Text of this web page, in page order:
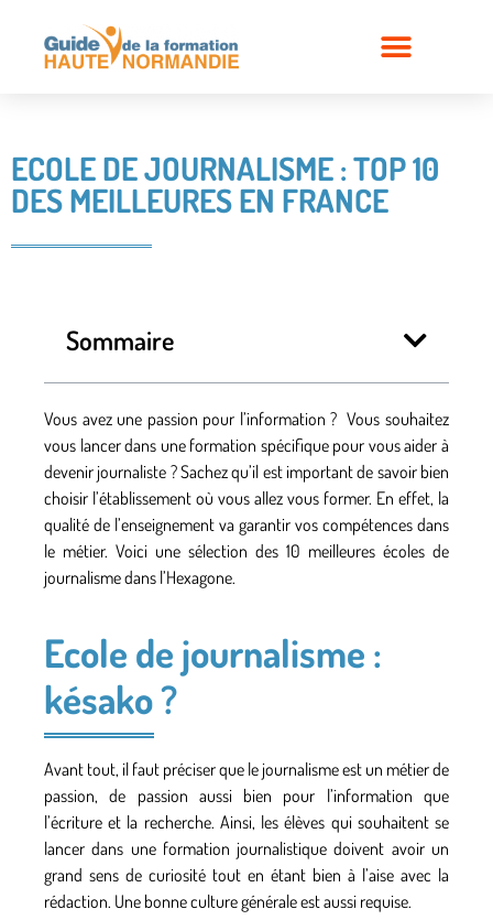
ECOLE DE JOURNALISME : TOP 10
DES MEILLEURES EN FRANCE
Sommaire
Vous avez une passion pour l’information ? Vous souhaitez
vous lancer dans une formation spécifique pour vous aider à
devenir journaliste ? Sachez qu’il est important de savoir bien
choisir l’établissement où vous allez vous former. En effet, la
qualité de l’enseignement va garantir vos compétences dans
le métier. Voici une sélection des 10 meilleures écoles de
journalisme dans l’Hexagone.
Ecole de journalisme :
késako ?
Avant tout, il faut préciser que le journalisme est un métier de
passion, de passion aussi bien pour l’information que
l’écriture et la recherche. Ainsi, les élèves qui souhaitent se
lancer dans une formation journalistique doivent avoir un
grand sens de curiosité tout en étant bien à l’aise avec la
rédaction. Une bonne culture générale est aussi requise.